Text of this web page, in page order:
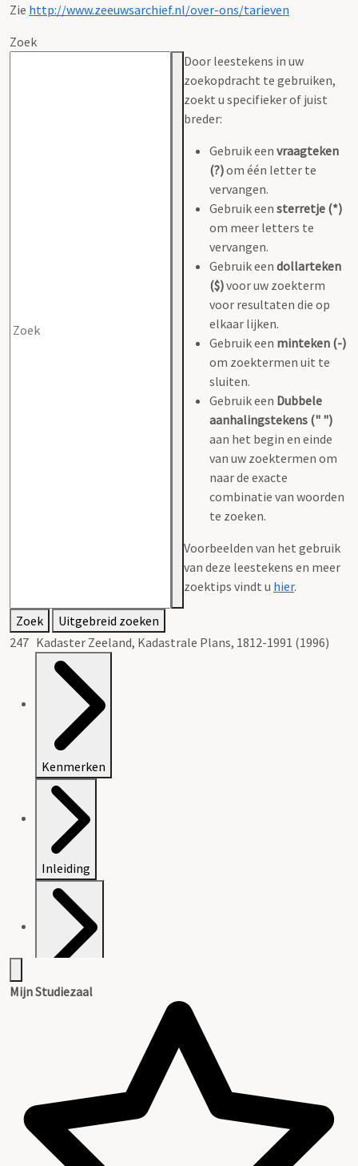
Zie http://www.zeeuwsarchief.nl/over-ons/tarieven
Zoek
Door leestekens in uw
zoekopdracht te gebruiken,
zoekt u specifieker of juist
breder:
Gebruik een vraagteken
(?)om één letter te
vervangen.
Gebruik een sterretje (*)
om meer letters te
vervangen.
Gebruik een dollarteken
($)voor uw zoekterm
voor resultaten die op
elkaar lijken.
Gebruik een minteken (-)
om zoektermen uit te
sluiten.
Gebruik een Dubbele
aanhalingstekens (" ")
aan het begin en einde
van uw zoektermen om
naar de exacte
combinatie van woorden
te zoeken.
Voorbeelden van het gebruik
van deze leestekens en meer
zoektips vindt u hier.
Zoek
Uitgebreid zoeken
247 Kadaster Zeeland, Kadastrale Plans, 1812-1991 (1996)
Kenmerken
Inleiding
Mijn Studiezaal